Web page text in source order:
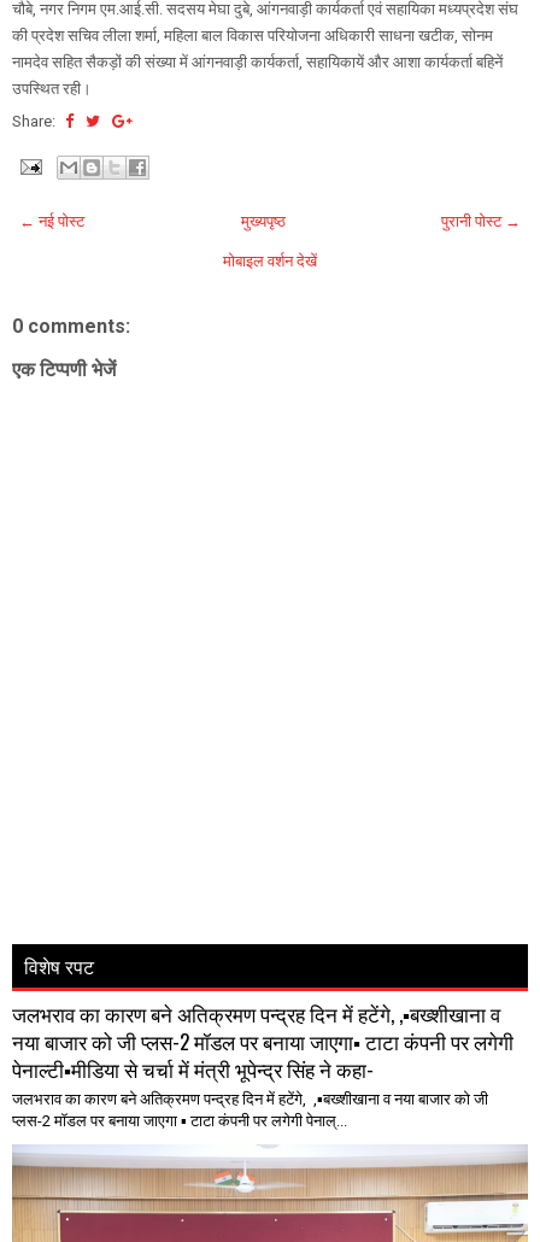
चौबे, नगर निगम एम.आई.सी. सदसय मेघा दुबे, आंगनवाड़ी कार्यकर्ता एवं सहायिका मध्यप्रदेश संघ
की प्रदेश सचिव लीला शर्मा, महिला बाल विकास परियोजना अधिकारी साधना खटीक, सोनम
नामदेव सहित सैकड़ों की संख्या में आंगनवाड़ी कार्यकर्ता, सहायिकायें और आशा कार्यकर्ता बहिनें
उपस्थित रही।
Share:
← नई पोस्ट पुरानी पोस्ट →
मुख्यपृष्ठ
मोबाइल वर्शन देखें
0 comments:
एक टिप्पणी भेजें
विशेष रपट
जलभराव का कारण बने अतिक्रमण पन्द्रह दिन में हटेंगे, ,▪️बख्शीखाना व
नया बाजार को जी प्लस-2 मॉडल पर बनाया जाएगा▪️ टाटा कंपनी पर लगेगी
पेनाल्टी▪️मीडिया से चर्चा में मंत्री भूपेन्द्र सिंह ने कहा-
जलभराव का कारण बने अतिक्रमण पन्द्रह दिन में हटेंगे, ,▪️बख्शीखाना व नया बाजार को जी
प्लस-2 मॉडल पर बनाया जाएगा ▪️ टाटा कंपनी पर लगेगी पेनाल्...